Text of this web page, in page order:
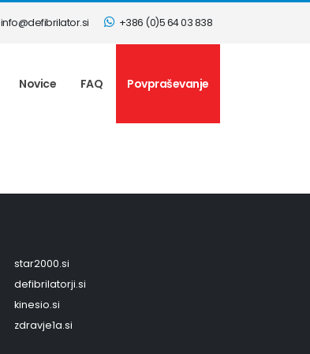
info@defibrilator.si +386 (0)5 64 03 838
Novice FAQ Povpraševanje
star2000.si
defibrilatorji.si
kinesio.si
zdravje1a.si